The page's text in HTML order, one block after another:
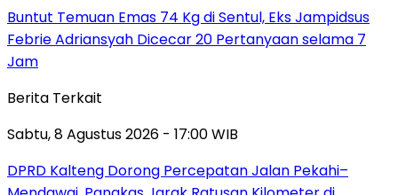
Buntut Temuan Emas 74 Kg di Sentul, Eks Jampidsus
Febrie Adriansyah Dicecar 20 Pertanyaan selama 7
Jam
Berita Terkait
Sabtu, 8 Agustus 2026 - 17:00 WIB
DPRD Kalteng Dorong Percepatan Jalan Pekahi–